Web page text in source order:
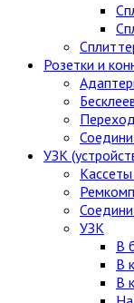
Розетки и
УЗК
УЗК
В
В
В